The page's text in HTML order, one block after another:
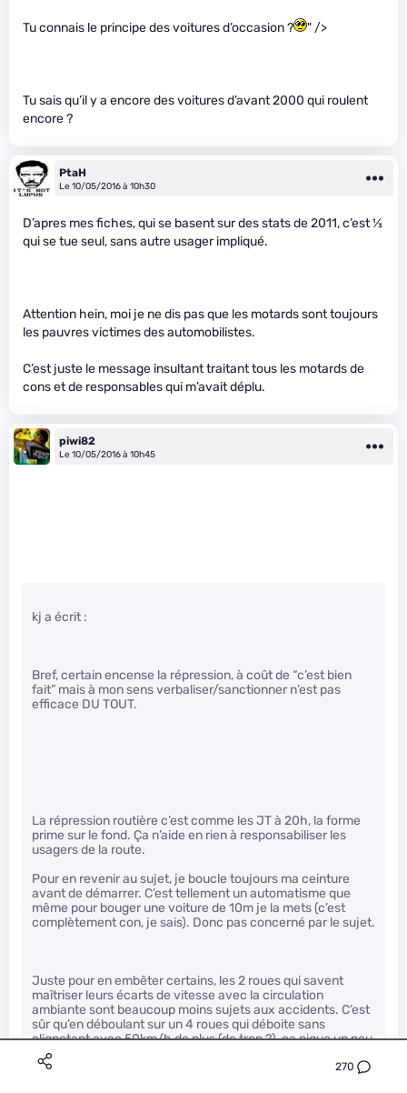
270
Tu connais le principe des voitures d’occasion ? " />
Tu sais qu’il y a encore des voitures d’avant 2000 qui roulent
encore ?
PtaH
Le 10/05/2016 à 10h30
D’apres mes fiches, qui se basent sur des stats de 2011, c’est1⁄3
qui se tue seul, sans autre usager impliqué.
Attention hein, moi je ne dis pas que les motards sont toujours
les pauvres victimes des automobilistes.
C’est juste le message insultant traitant tous les motards de
cons et de responsables qui m’avait déplu.
piwi82
Le 10/05/2016 à 10h45
kj a écrit :
Bref, certain encense la répression, à coût de “c’est bien
fait” mais à mon sens verbaliser/sanctionner n’est pas
efficace DU TOUT.
La répression routière c’est comme les JT à 20h, la forme
prime sur le fond. Ça n’aide en rien à responsabiliser les
usagers de la route.
Pour en revenir au sujet, je boucle toujours ma ceinture
avant de démarrer. C’est tellement un automatisme que
même pour bouger une voiture de 10m je la mets (c’est
complètement con, je sais). Donc pas concerné par le sujet.
Juste pour en embêter certains, les 2 roues qui savent
maîtriser leurs écarts de vitesse avec la circulation
ambiante sont beaucoup moins sujets aux accidents. C’est
sûr qu’en déboulant sur un 4 roues qui déboite sans
clignotant avec 50km/h de plus (de trop ?), ça pique un peu
mais fallait pas s’attendre à beaucoup mieux.